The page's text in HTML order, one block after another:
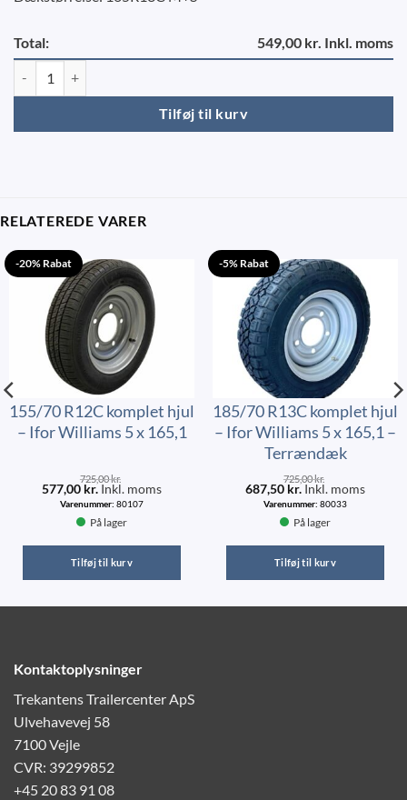
Total: 549,00 kr. Inkl. moms
Tilføj til kurv
RELATEREDE VARER
-20% Rabat
155/70 R12C komplet hjul
– Ifor Williams 5 x 165,1
725,00kr.
577,00 kr. Inkl. moms
Varenummer: 80107
På lager
Tilføj til kurv
-5% Rabat
185/70 R13C komplet hjul
– Ifor Williams 5 x 165,1 –
Terrændæk
725,00kr.
687,50 kr. Inkl. moms
Varenummer: 80033
På lager
Tilføj til kurv
Kontaktoplysninger
Trekantens Trailercenter ApS
Ulvehavevej 58
7100 Vejle
CVR: 39299852
+45 20 83 91 08